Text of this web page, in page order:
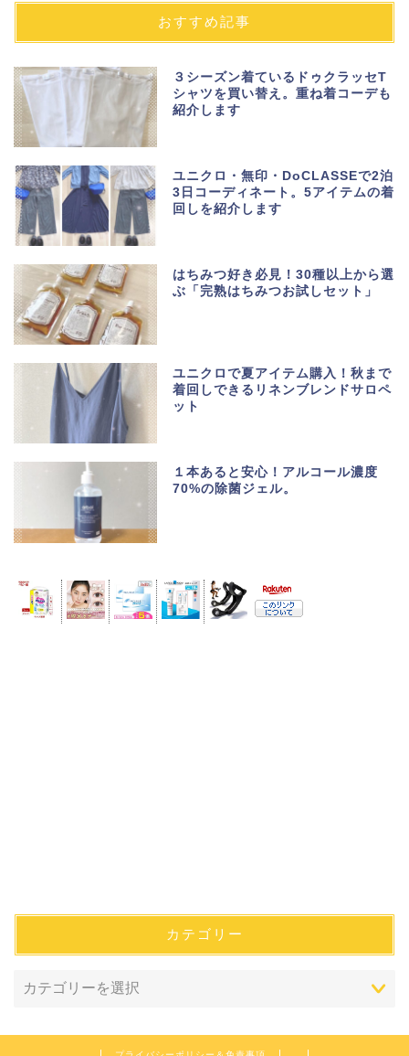
おすすめ記事
３シーズン着ているドゥクラッセT
シャツを買い替え。重ね着コーデも
紹介します
ユニクロ・無印・DoCLASSEで2泊
3日コーディネート。5アイテムの着
回しを紹介します
はちみつ好き必見！30種以上から選
ぶ「完熟はちみつお試しセット」
ユニクロで夏アイテム購入！秋まで
着回しできるリネンブレンドサロペ
ット
１本あると安心！アルコール濃度
70%の除菌ジェル。
カテゴリー